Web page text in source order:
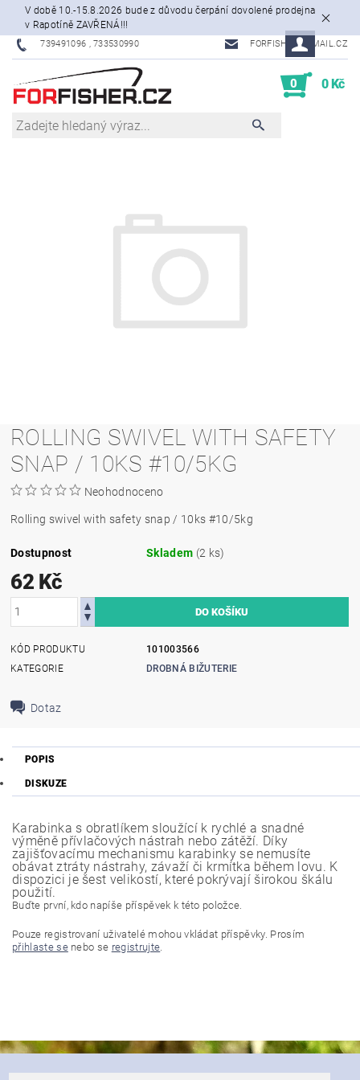
V době 10.-15.8.2026 bude z důvodu čerpání dovolené prodejna
v Rapotíně ZAVŘENÁ!!!
739491096 , 733530990 FORFISHER@EMAIL.CZ
0 0 Kč
ROLLING SWIVEL WITH SAFETY
SNAP / 10KS #10/5KG
Neohodnoceno
Rolling swivel with safety snap / 10ks #10/5kg
Dostupnost Skladem (2 ks)
62 Kč
KÓD PRODUKTU
101003566
KATEGORIE
DROBNÁ BIŽUTERIE
Dotaz
POPIS
DISKUZE
Karabinka s obratlíkem sloužící k rychlé a snadné
výměně přívlačových nástrah nebo zátěží. Díky
zajišťovacímu mechanismu karabinky se nemusíte
obávat ztráty nástrahy, závaží či krmítka během lovu. K
dispozici je šest velikostí, které pokrývají širokou škálu
použití.
Buďte první, kdo napíše příspěvek k této položce.
Pouze registrovaní uživatelé mohou vkládat příspěvky. Prosím
přihlaste senebo se registrujte.